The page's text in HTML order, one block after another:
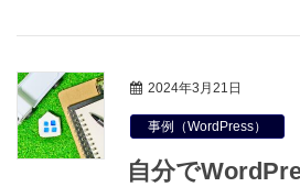
2024年3月21日
事例（WordPress）
自分で